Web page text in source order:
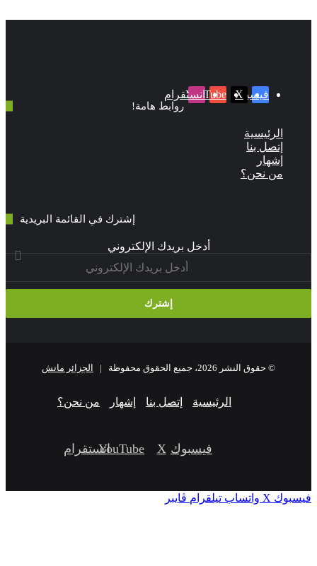
فيسبوك
‫X
‫YouTubeانستقرام
روابط هامة!
نحن؟
إشترك في القائمة البريدية
أدخل بريدك الإلكتروني
© حقوق النشر 2026، جميع الحقوق محفوظة | الجزائر ماتش
إتصل بنا إشهار من نحن؟
فيسبوك ‫X
‫YouTubeانستقرام
‫X واتساب تيلقرام ڤايبر